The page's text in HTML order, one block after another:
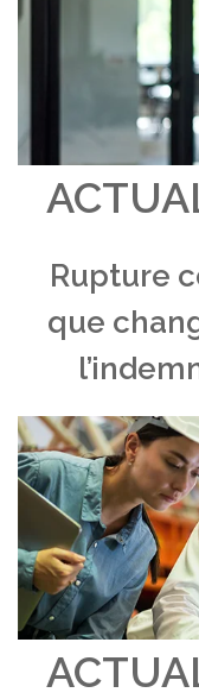
Rupture
que